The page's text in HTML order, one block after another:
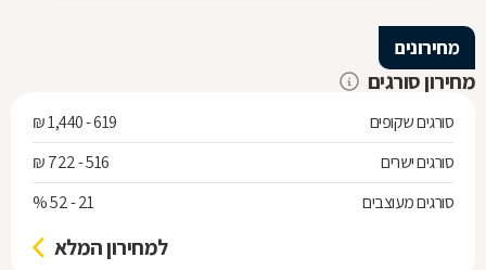
מחירונים
מחירון סורגים
סורגים שקופים
619 - 1,440 ₪
סורגים ישרים
516 - 722 ₪
סורגים מעוצבים
21 - 52 %
למחירון המלא